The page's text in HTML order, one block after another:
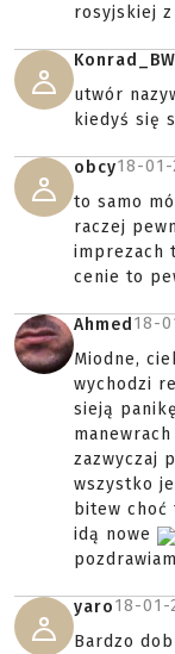
rosyjskiej
Konrad_BW
utwór
kiedyś się
obcy18-01-
to samo
raczej
imprezach
cenie to
Ahmed 18-
Miodne,
wychodzi
sieją
zazwyczaj
wszystko
bitew choć
idą nowe
yaro18-01-
Bardzo